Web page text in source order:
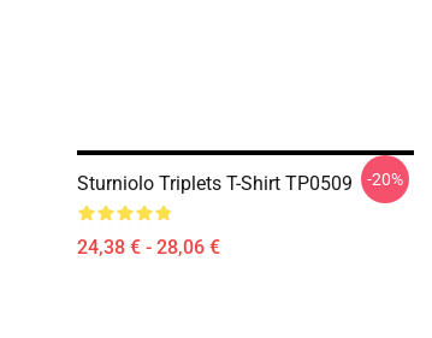
Sturniolo Triplets T-Shirt TP0509
24,38 € - 28,06 €
-20%